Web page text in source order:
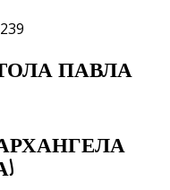
ПАВЛА